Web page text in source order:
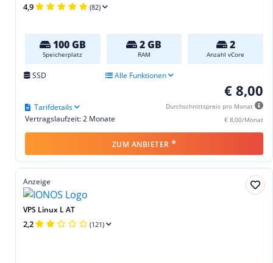
4,9 (82)
100 GB
Speicherplatz
2 GB
RAM
2
Anzahl vCore
SSD Alle Funktionen
€ 8,00
Durchschnittspreis pro Monat
€ 8,00/Monat
Vertragslaufzeit: 2 Monate
Tarifdetails
ZUM ANBIETER *
Anzeige
VPS Linux L AT
2,2 (121)